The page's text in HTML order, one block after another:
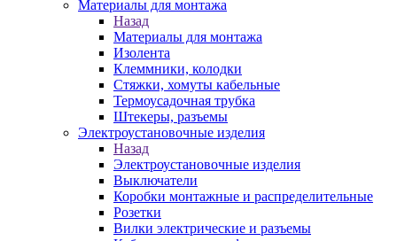
Материалы для монтажа
Назад
Материалы для монтажа
Изолента
Клеммники, колодки
Стяжки, хомуты кабельные
Термоусадочная трубка
Штекеры, разъемы
Электроустановочные изделия
Назад
Электроустановочные изделия
Выключатели
Коробки монтажные и распределительные
Розетки
Вилки электрические и разъемы